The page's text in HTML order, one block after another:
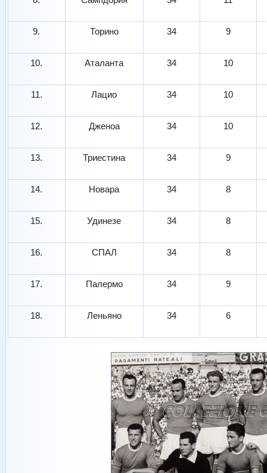
9. Торино 34 9
10. Аталанта 34 10
11. Лацио 34 10
12. Дженоа 34 10
13. Триестина 34 9
14. Новара 34 8
15. Удинезе 34 8
16. СПАЛ 34 8
17. Палермо 34 9
18. Леньяно 34 6